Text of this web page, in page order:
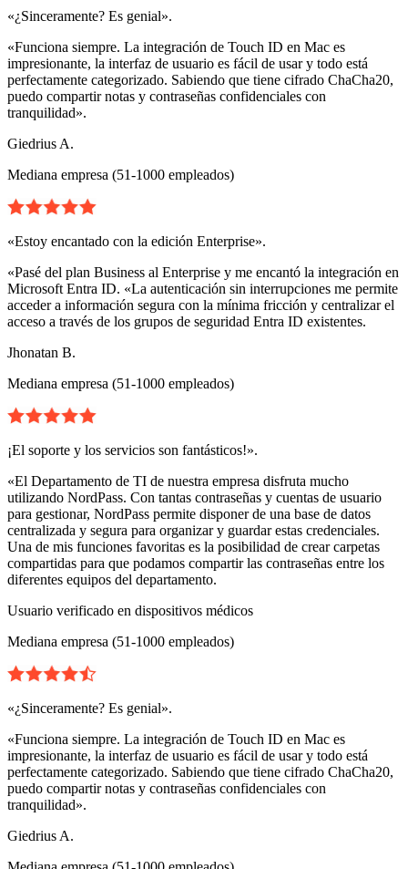
«¿Sinceramente? Es genial».
«Funciona siempre. La integración de Touch ID en Mac es
impresionante, la interfaz de usuario es fácil de usar y todo está
perfectamente categorizado. Sabiendo que tiene cifrado ChaCha20,
puedo compartir notas y contraseñas confidenciales con
tranquilidad».
Giedrius A.
Mediana empresa (51-1000 empleados)
«Estoy encantado con la edición Enterprise».
«Pasé del plan Business al Enterprise y me encantó la integración en
Microsoft Entra ID. «La autenticación sin interrupciones me permite
acceder a información segura con la mínima fricción y centralizar el
acceso a través de los grupos de seguridad Entra ID existentes.
Jhonatan B.
Mediana empresa (51-1000 empleados)
¡El soporte y los servicios son fantásticos!».
«El Departamento de TI de nuestra empresa disfruta mucho
utilizando NordPass. Con tantas contraseñas y cuentas de usuario
para gestionar, NordPass permite disponer de una base de datos
centralizada y segura para organizar y guardar estas credenciales.
Una de mis funciones favoritas es la posibilidad de crear carpetas
compartidas para que podamos compartir las contraseñas entre los
diferentes equipos del departamento.
Usuario verificado en dispositivos médicos
Mediana empresa (51-1000 empleados)
«¿Sinceramente? Es genial».
«Funciona siempre. La integración de Touch ID en Mac es
impresionante, la interfaz de usuario es fácil de usar y todo está
perfectamente categorizado. Sabiendo que tiene cifrado ChaCha20,
puedo compartir notas y contraseñas confidenciales con
tranquilidad».
Giedrius A.